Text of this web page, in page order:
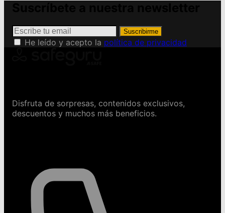
Suscribirme
He leído y acepto la política de privacidad
Disfruta de sorpresas, contenidos exclusivos,
descuentos y muchos más beneficios.